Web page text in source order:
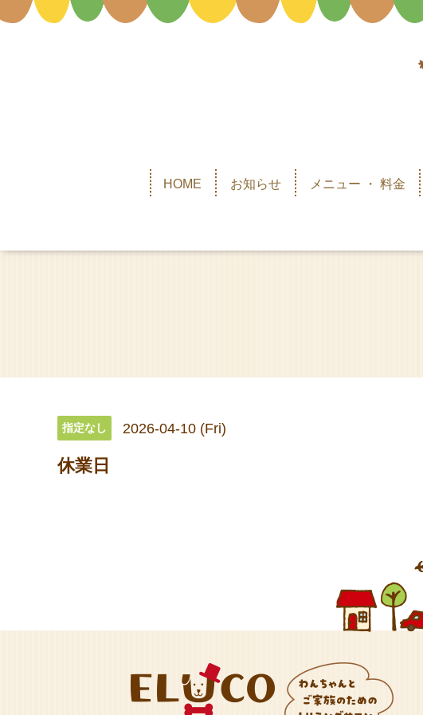
HOME お知らせ メニュー ・ 料金
指定なし 2026-04-10 (Fri)
休業日